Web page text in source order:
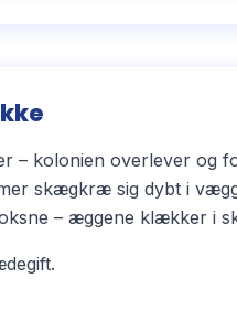
– kolonien overlever og
skægkræ sig dybt i
– æggene klækker i